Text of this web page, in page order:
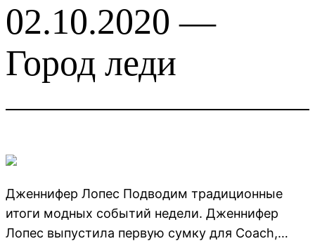
02.10.2020 —
Город леди
Дженнифер Лопес Подводим традиционные
итоги модных событий недели. Дженнифер
Лопес выпустила первую сумку для Coach,…